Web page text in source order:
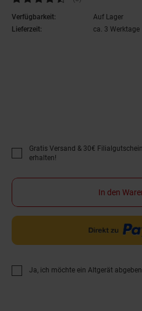
Verfügbarkeit:
Auf Lager
Lieferzeit:
ca. 3 Werktage
Promotion "Gratis Versand &amp;
Gratis Versand & 30€
erhalten!
In den
Ja, ich möchte ein Altgerät